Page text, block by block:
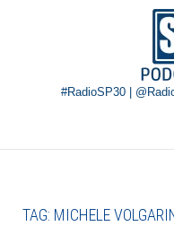
#RadioSP30 |
TAG: MICHELE